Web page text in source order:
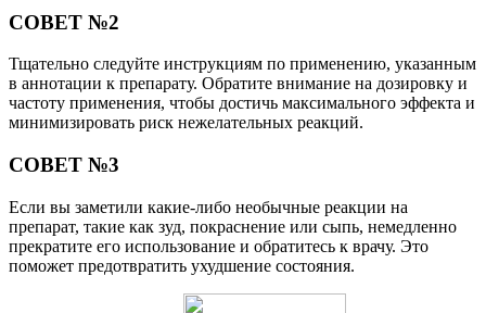
СОВЕТ №2
Тщательно следуйте инструкциям по применению, указанным
в аннотации к препарату. Обратите внимание на дозировку и
частоту применения, чтобы достичь максимального эффекта и
минимизировать риск нежелательных реакций.
СОВЕТ №3
Если вы заметили какие-либо необычные реакции на
препарат, такие как зуд, покраснение или сыпь, немедленно
прекратите его использование и обратитесь к врачу. Это
поможет предотвратить ухудшение состояния.